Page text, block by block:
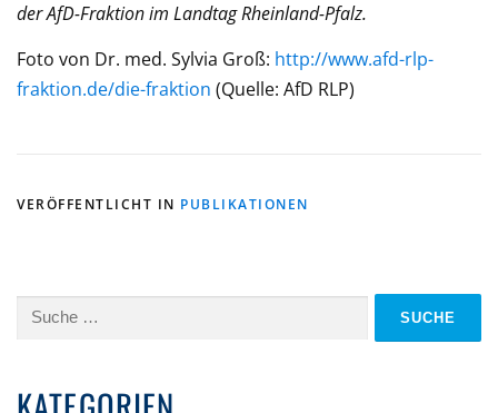
der AfD-Fraktion im Landtag Rheinland-Pfalz.
Foto von Dr. med. Sylvia Groß: http://www.afd-rlp-
fraktion.de/die-fraktion (Quelle: AfD RLP)
VERÖFFENTLICHT IN PUBLIKATIONEN
Suche